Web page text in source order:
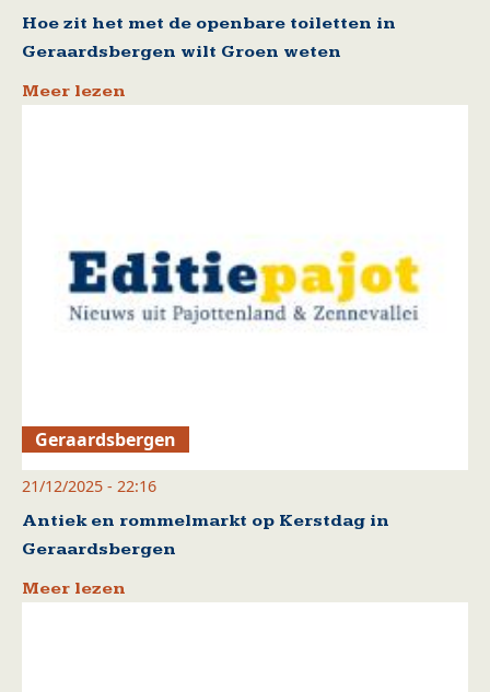
Hoe zit het met de openbare toiletten in
Geraardsbergen wilt Groen weten
Meer lezen
Geraardsbergen
21/12/2025 - 22:16
Antiek en rommelmarkt op Kerstdag in
Geraardsbergen
Meer lezen